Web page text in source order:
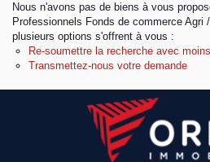
Immobilier pro
Faire gérer
Espace client
Nous n'avons pas de biens à vous
Professionnels Fonds de commerce Agri
plusieurs options s'offrent à vous :
Re-soumettre la recherche avec
Transmettez-nous votre demande